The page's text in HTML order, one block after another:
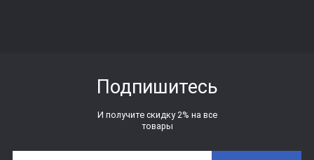
Подпишитесь
И получите скидку 2% на все
товары